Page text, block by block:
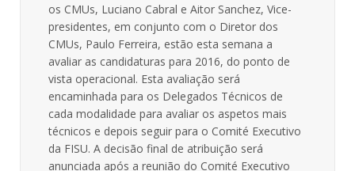
os CMUs, Luciano Cabral e Aitor Sanchez, Vice-
presidentes, em conjunto com o Diretor dos
CMUs, Paulo Ferreira, estão esta semana a
avaliar as candidaturas para 2016, do ponto de
vista operacional. Esta avaliação será
encaminhada para os Delegados Técnicos de
cada modalidade para avaliar os aspetos mais
técnicos e depois seguir para o Comité Executivo
da FISU. A decisão final de atribuição será
anunciada após a reunião do Comité Executivo